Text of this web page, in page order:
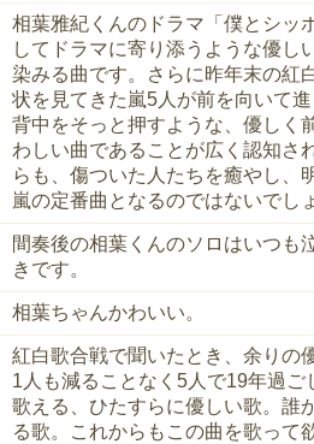
相葉雅紀くんのドラマ「僕とシッ
してドラマに寄り添うような優し
染みる曲です。さらに昨年末の紅
状を見てきた嵐5人が前を向いて
背中をそっと押すような、優しく
わしい曲であることが広く認知さ
らも、傷ついた人たちを癒やし、
嵐の定番曲となるのではないでし
間奏後の相葉くんのソロはいつも
きです。
相葉ちゃんかわいい。
紅白歌合戦で聞いたとき、余りの
1人も減ることなく5人で19年過ご
歌える、ひたすらに優しい歌。誰
る歌。これからもこの曲を歌って